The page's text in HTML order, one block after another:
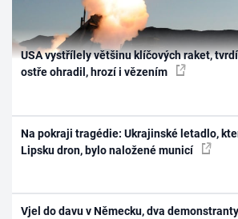
USA vystřílely většinu klíčových raket,
ostře ohradil, hrozí i vězením
Na pokraji tragédie: Ukrajinské letadlo,
Lipsku dron, bylo naložené municí
Vjel do davu v Německu, dva